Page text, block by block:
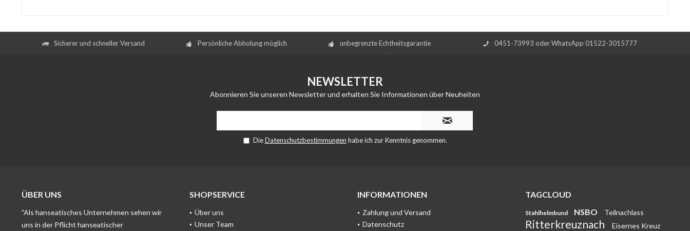
Sicherer und schneller Versand Persönliche Abholung möglich unbegrenzte Echtheitsgarantie 0451-73993 oder WhatsApp 01522-3015777
NEWSLETTER
Abonnieren Sie unseren Newsletter und erhalten Sie Informationen über Neuheiten
DieDatenschutzbestimmungen habe ich zur Kenntnis genommen.
ÜBER UNS
"Als hanseatisches Unternehmen sehen wir
uns in der Pflicht hanseatischer
SHOPSERVICE
Über uns
Unser Team
INFORMATIONEN
Zahlung und Versand
Datenschutz
TAGCLOUD
Stahlhelmbund NSBO Teilnachlass
Ritterkreuznach Eisernes Kreuz